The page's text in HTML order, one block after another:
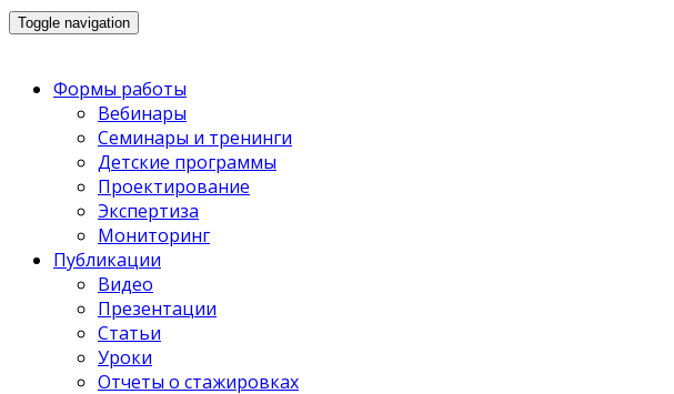
Toggle navigation
Формы работы
Вебинары
Семинары и тренинги
Детские программы
Проектирование
Экспертиза
Мониторинг
Публикации
Видео
Презентации
Статьи
Уроки
Отчеты о стажировках